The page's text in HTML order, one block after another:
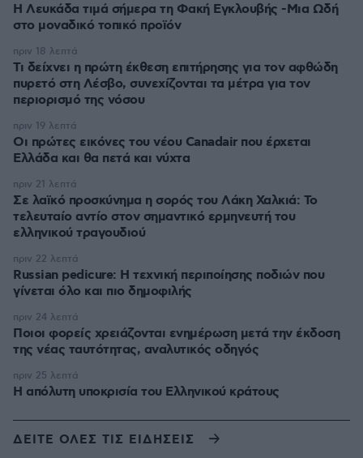
Η Λευκάδα τιμά σήμερα τη Φακή Εγκλουβής -Μια Ωδή
στο μοναδικό τοπικό προϊόν
Τι δείχνει η πρώτη έκθεση επιτήρησης για τον αφθώδη
πυρετό στη Λέσβο, συνεχίζονται τα μέτρα για τον
περιορισμό της νόσου
πριν 18 λεπτά
Οι πρώτες εικόνες του νέου Canadair που έρχεται
Ελλάδα και θα πετά και νύχτα
πριν 19 λεπτά
Σε λαϊκό προσκύνημα η σορός του Λάκη Χαλκιά: Το
τελευταίο αντίο στον σημαντικό ερμηνευτή του
ελληνικού τραγουδιού
πριν 21 λεπτά
Russian pedicure: Η τεχνική περιποίησης ποδιών που
γίνεται όλο και πιο δημοφιλής
πριν 22 λεπτά
Ποιοι φορείς χρειάζονται ενημέρωση μετά την έκδοση
της νέας ταυτότητας, αναλυτικός οδηγός
πριν 24 λεπτά
Η απόλυτη υποκρισία του Ελληνικού κράτους
πριν 25 λεπτά
ΔΕΙΤΕ ΟΛΕΣ ΤΙΣ ΕΙΔΗΣΕΙΣ